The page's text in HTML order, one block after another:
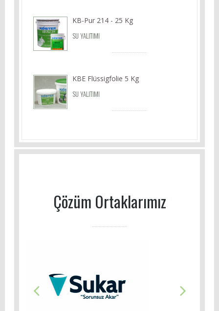
KB-Pur 214 - 25 Kg
SU YALITIMI
KBE Flüssigfolie 5 Kg
SU YALITIMI
Çözüm Ortaklarımız